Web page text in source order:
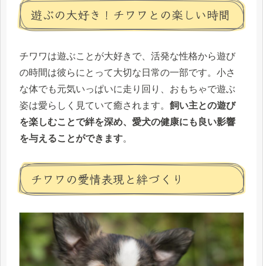
遊ぶの大好き！チワワとの楽しい時間
チワワは遊ぶことが大好きで、活発な性格から遊び
の時間は彼らにとって大切な日常の一部です。小さ
な体でも元気いっぱいに走り回り、おもちゃで遊ぶ
姿は愛らしく見ていて癒されます。 飼い主との遊び
を楽しむことで絆を深め、愛犬の健康にも良い影響
を与えることができます。
チワワの愛情表現と絆づくり